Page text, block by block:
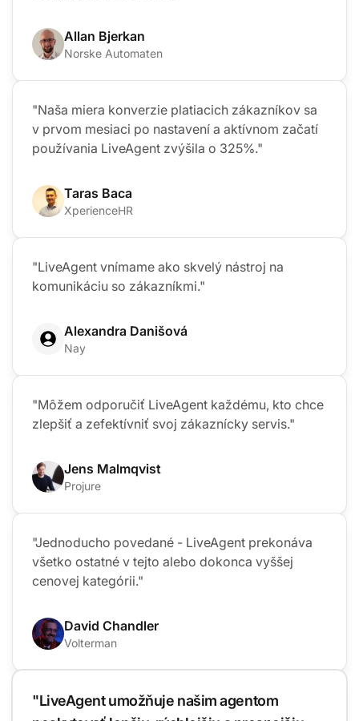
Allan Bjerkan
Norske Automaten
"Naša miera konverzie platiacich zákazníkov sa
v prvom mesiaci po nastavení a aktívnom začatí
používania LiveAgent zvýšila o 325%."
Taras Baca
XperienceHR
"LiveAgent vnímame ako skvelý nástroj na
komunikáciu so zákazníkmi."
Alexandra Danišová
Nay
"Môžem odporučiť LiveAgent každému, kto chce
zlepšiť a zefektívniť svoj zákaznícky servis."
Jens Malmqvist
Projure
"Jednoducho povedané - LiveAgent prekonáva
všetko ostatné v tejto alebo dokonca vyššej
cenovej kategórii."
David Chandler
Volterman
"LiveAgent umožňuje našim agentom